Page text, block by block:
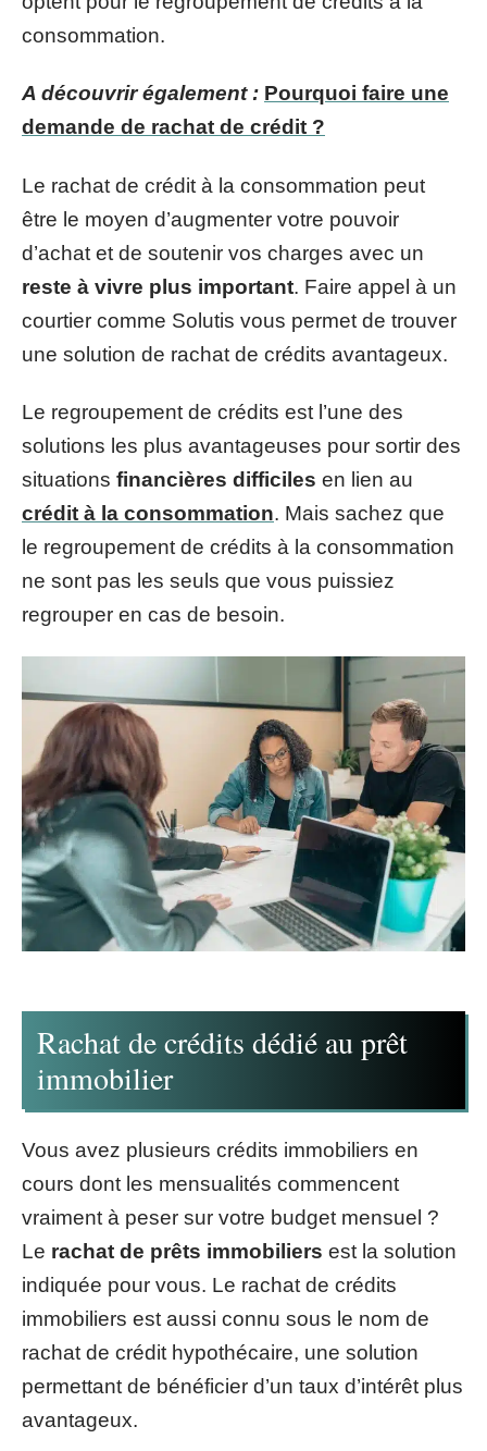
consommation.
A découvrir également : Pourquoi faire une
demande de rachat de crédit ?
Le rachat de crédit à la consommation peut
être le moyen d’augmenter votre pouvoir
d’achat et de soutenir vos charges avec un
reste à vivre plus important. Faire appel à un
courtier comme Solutis vous permet de trouver
une solution de rachat de crédits avantageux.
Le regroupement de crédits est l’une des
solutions les plus avantageuses pour sortir des
situations financières difficiles en lien au
crédit à la consommation. Mais sachez que
le regroupement de crédits à la consommation
ne sont pas les seuls que vous puissiez
regrouper en cas de besoin.
Rachat de crédits dédié au prêt
immobilier
Vous avez plusieurs crédits immobiliers en
cours dont les mensualités commencent
vraiment à peser sur votre budget mensuel ?
Le rachat de prêts immobiliers est la solution
indiquée pour vous. Le rachat de crédits
immobiliers est aussi connu sous le nom de
rachat de crédit hypothécaire, une solution
permettant de bénéficier d’un taux d’intérêt plus
avantageux.